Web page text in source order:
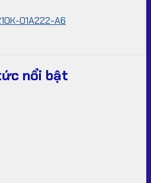
01A222-A6
nổi bật